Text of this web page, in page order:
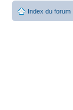
Index du forum